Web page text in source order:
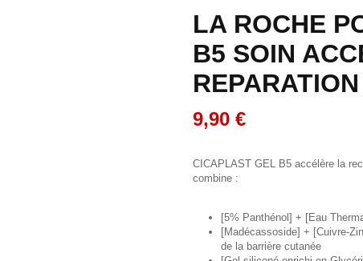
LA ROCHE
B5 SOIN
9,90 €
CICAPLAST GEL B5 accélère la
combine :
[5% Panthénol] + [Eau
[Madécassoside] + [Cuivre-
de la barrière cutanée